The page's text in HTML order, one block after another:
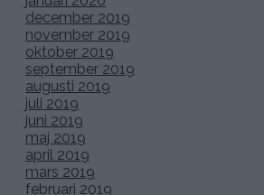
december 2019
november 2019
oktober 2019
september 2019
augusti 2019
juli 2019
juni 2019
maj 2019
april 2019
mars 2019
februari 2019